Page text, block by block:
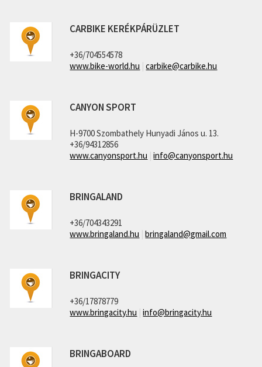
CARBIKE KERÉKPÁRÜZLET
+36/704554578
www.bike-world.hu |carbike@carbike.hu
CANYON SPORT
H-9700 Szombathely Hunyadi János u. 13.
+36/94312856
www.canyonsport.hu |info@canyonsport.hu
BRINGALAND
+36/704343291
www.bringaland.hu |bringaland@gmail.com
BRINGACITY
+36/17878779
www.bringacity.hu |info@bringacity.hu
BRINGABOARD